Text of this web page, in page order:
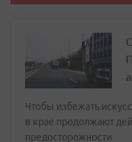
Чтобы избежать
в крае продолжают
предосторожности